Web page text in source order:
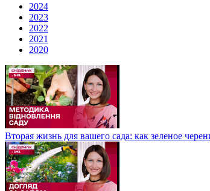
2024
2023
2022
2021
2020
Вторая жизнь для вашего сада: как зеленое